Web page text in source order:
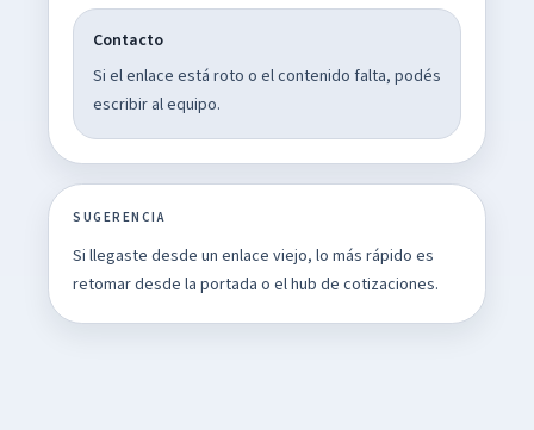
Contacto
Si el enlace está roto o el contenido falta, podés
escribir al equipo.
SUGERENCIA
Si llegaste desde un enlace viejo, lo más rápido es
retomar desde la portada o el hub de cotizaciones.